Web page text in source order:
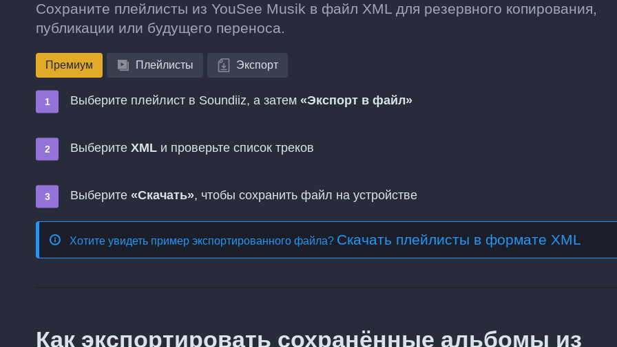
Сохраните плейлисты из YouSee Musik в файл XML для резервного копирования,
публикации или будущего переноса.
Премиум Плейлисты Экспорт
Выберите плейлист в Soundiiz, а затем «Экспорт в файл»
Выберите XML и проверьте список треков
Выберите «Скачать», чтобы сохранить файл на устройстве
Хотите увидеть пример экспортированного файла? Скачать плейлисты в формате XML
Как экспортировать сохранённые альбомы из